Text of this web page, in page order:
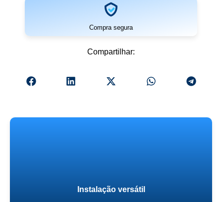
Compra segura
Compartilhar:
Instalação versátil